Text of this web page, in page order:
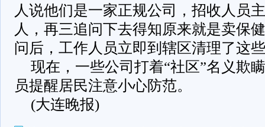
人说他们是一家正规公司，招收人员
人，再三追问下去得知原来就是卖保
问后，工作人员立即到辖区清理了这
现在，一些公司打着“社区”名义欺
员提醒居民注意小心防范。
(大连晚报)